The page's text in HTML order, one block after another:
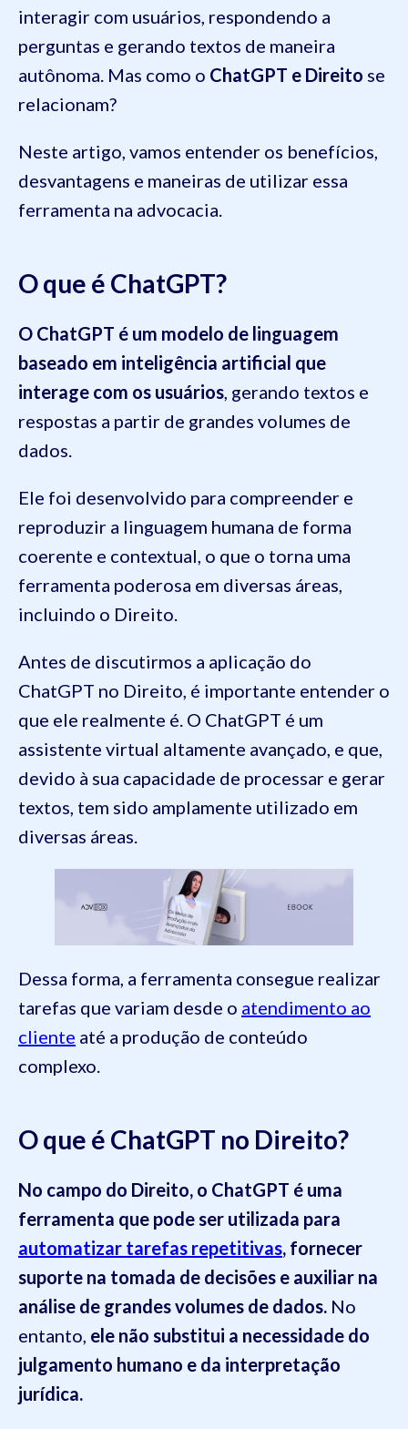
interagir com usuários, respondendo a
perguntas e gerando textos de maneira
autônoma. Mas como o ChatGPT e Direito se
relacionam?
Neste artigo, vamos entender os benefícios,
desvantagens e maneiras de utilizar essa
ferramenta na advocacia.
O que é ChatGPT?
O ChatGPT é um modelo de linguagem
baseado em inteligência artificial que
interage com os usuários, gerando textos e
respostas a partir de grandes volumes de
dados.
Ele foi desenvolvido para compreender e
reproduzir a linguagem humana de forma
coerente e contextual, o que o torna uma
ferramenta poderosa em diversas áreas,
incluindo o Direito.
Antes de discutirmos a aplicação do
ChatGPT no Direito, é importante entender o
que ele realmente é. O ChatGPT é um
assistente virtual altamente avançado, e que,
devido à sua capacidade de processar e gerar
textos, tem sido amplamente utilizado em
diversas áreas.
Dessa forma, a ferramenta consegue realizar
tarefas que variam desde o atendimento ao
cliente até a produção de conteúdo
complexo.
O que é ChatGPT no Direito?
No campo do Direito, o ChatGPT é uma
ferramenta que pode ser utilizada para
automatizar tarefas repetitivas, fornecer
suporte na tomada de decisões e auxiliar na
análise de grandes volumes de dados. No
entanto, ele não substitui a necessidade do
julgamento humano e da interpretação
jurídica.